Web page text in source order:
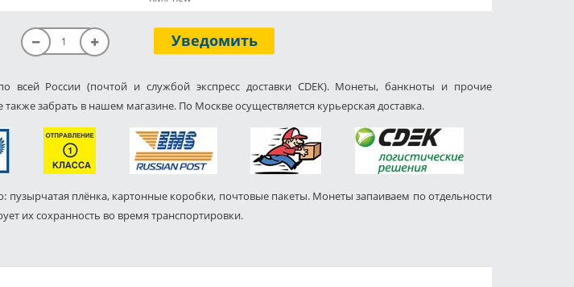
Уведомить
всей России (почтой и службой экспресс доставки CDEK). Монеты, банкноты и прочие
забрать в нашем магазине. По Москве осуществляется курьерская доставка.
пузырчатая плёнка, картонные коробки, почтовые пакеты. Монеты запаиваем по отдельности
их сохранность во время транспортировки.